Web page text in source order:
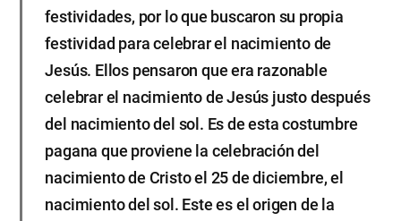
festividades, por lo que buscaron su propia
festividad para celebrar el nacimiento de
Jesús. Ellos pensaron que era razonable
celebrar el nacimiento de Jesús justo después
del nacimiento del sol. Es de esta costumbre
pagana que proviene la celebración del
nacimiento de Cristo el 25 de diciembre, el
nacimiento del sol. Este es el origen de la